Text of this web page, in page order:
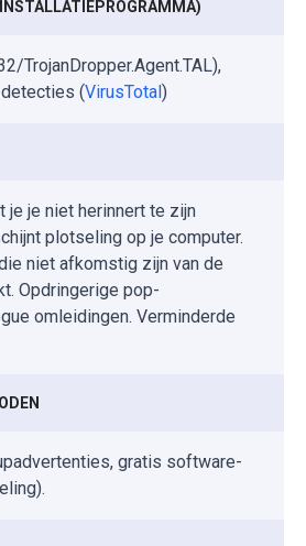
TrojanDropper.Agent.TAL),
(VirusTotal)
je je niet herinnert te zijn
plotseling op je computer.
niet afkomstig zijn van de
Opdringerige pop-
omleidingen. Verminderde
gratis software-